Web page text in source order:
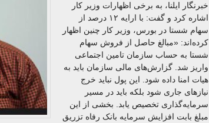
خبرنگار ایلنا، به برخی اظهارات وزیر کار
اشاره کرد و گفت: با ارایه ۱۲ درصد از
سهام شستا در بورس، وزیر کار چنین اظهار
کرده‌اند: «مبالغ حاصل از فروش سهام
شستا به حساب سازمان تامین اجتماعی
واریز شد. گزارش‌های مالی سازمان باید به
هیات امنا داده شود. این پول نباید خرج
نیازهای جاری شود بلکه باید در مسیر
سرمایه‌گذاری تخصیص یابد. بخشی از این
مبلغ بابت افزایش سرمایه بانک رفاه تزریق